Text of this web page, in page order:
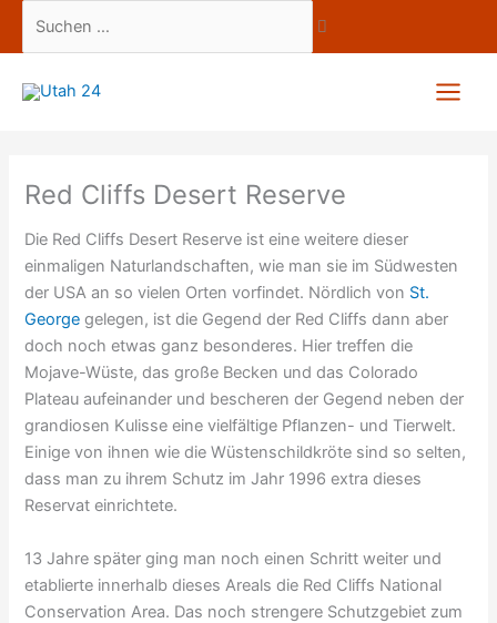
Inhalt
Red Cliffs Desert Reserve
Die Red Cliffs Desert Reserve ist eine weitere dieser
einmaligen Naturlandschaften, wie man sie im Südwesten
der USA an so vielen Orten vorfindet. Nördlich von St.
George gelegen, ist die Gegend der Red Cliffs dann aber
doch noch etwas ganz besonderes. Hier treffen die
Mojave-Wüste, das große Becken und das Colorado
Plateau aufeinander und bescheren der Gegend neben der
grandiosen Kulisse eine vielfältige Pflanzen- und Tierwelt.
Einige von ihnen wie die Wüstenschildkröte sind so selten,
dass man zu ihrem Schutz im Jahr 1996 extra dieses
Reservat einrichtete.
13 Jahre später ging man noch einen Schritt weiter und
etablierte innerhalb dieses Areals die Red Cliffs National
Conservation Area. Das noch strengere Schutzgebiet zum